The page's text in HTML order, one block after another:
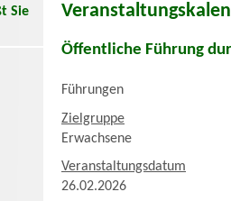
Sie
Öffentliche Führung
Führungen
Zielgruppe
Erwachsene
Veranstaltungsdatum
26.02.2026